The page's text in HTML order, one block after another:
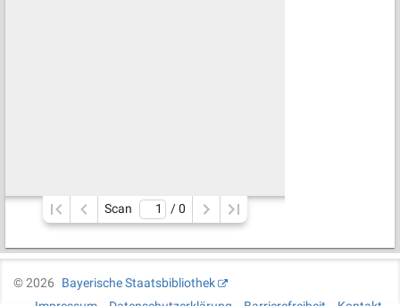
Scan / 0
©2026
Bayerische Staatsbibliothek